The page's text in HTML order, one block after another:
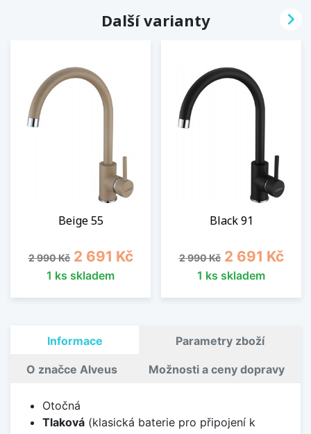
Další varianty
Beige 55
Běžná cena
2 990 Kč Cena
2 691 Kč
1 ks skladem
Black 91
Běžná cena
2 990 Kč Cena
2 691 Kč
1 ks skladem

Informace Parametry zboží
O značce Alveus Možnosti a ceny dopravy
Otočná
Tlaková(klasická baterie pro připojení k